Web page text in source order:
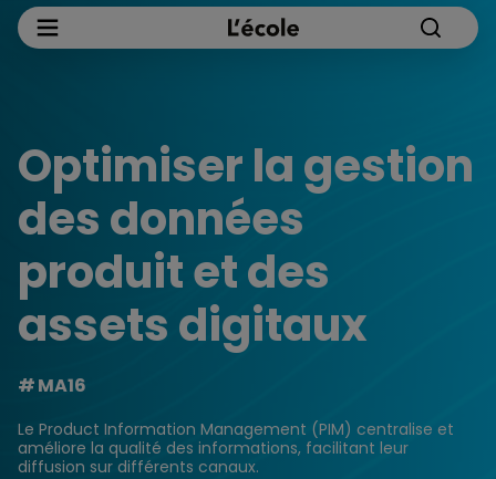
Optimiser la gestion
des données
produit et des
assets digitaux
MA16
Le Product Information Management (PIM) centralise et
améliore la qualité des informations, facilitant leur
diffusion sur différents canaux.